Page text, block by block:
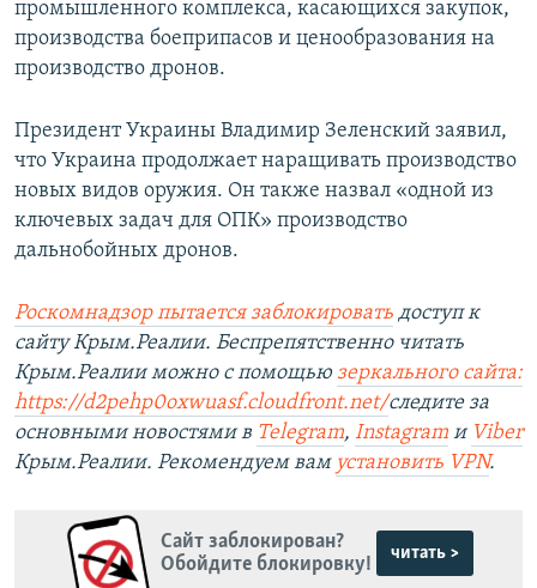
промышленного комплекса, касающихся закупок,
производства боеприпасов и ценообразования на
производство дронов.
Президент Украины Владимир Зеленский заявил,
что Украина продолжает наращивать производство
новых видов оружия. Он также назвал «одной из
ключевых задач для ОПК» производство
дальнобойных дронов.
Роскомнадзор пытается заблокировать доступ к
сайту Крым.Реалии. Беспрепятственно читать
Крым.Реалии можно с помощью зеркального сайта:
https://d2pehp0oxwuasf.cloudfront.net/следите за
основными новостями в Telegram, Instagram и Viber
Крым.Реалии. Рекомендуем вам установить VPN.
Сайт заблокирован?
Обойдите блокировку!
читать >